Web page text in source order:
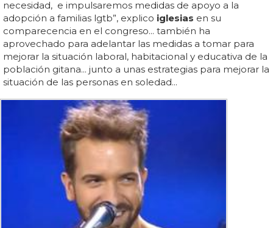
necesidad, e impulsaremos medidas de apoyo a la
adopción a familias lgtb”, explico iglesias en su
comparecencia en el congreso... también ha
aprovechado para adelantar las medidas a tomar para
mejorar la situación laboral, habitacional y educativa de la
población gitana... junto a unas estrategias para mejorar la
situación de las personas en soledad...